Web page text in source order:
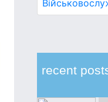
recent